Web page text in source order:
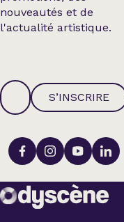
nouveautés et de
l'actualité artistique.
S’INSCRIRE